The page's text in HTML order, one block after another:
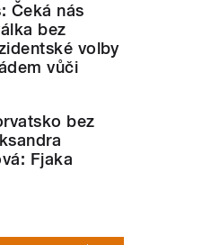
Čeká nás
bez
volby
vůči
bez
Fjaka